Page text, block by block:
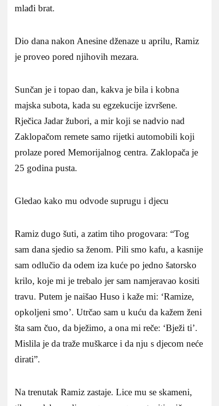
mlađi brat.
Dio dana nakon Anesine dženaze u aprilu, Ramiz
je proveo pored njihovih mezara.
Sunčan je i topao dan, kakva je bila i kobna
majska subota, kada su egzekucije izvršene.
Rječica Jadar žubori, a mir koji se nadvio nad
Zaklopačom remete samo rijetki automobili koji
prolaze pored Memorijalnog centra. Zaklopača je
25 godina pusta.
Gledao kako mu odvode suprugu i djecu
Ramiz dugo šuti, a zatim tiho progovara: “Tog
sam dana sjedio sa ženom. Pili smo kafu, a kasnije
sam odlučio da odem iza kuće po jedno šatorsko
krilo, koje mi je trebalo jer sam namjeravao kositi
travu. Putem je naišao Huso i kaže mi: ‘Ramize,
opkoljeni smo’. Utrčao sam u kuću da kažem ženi
šta sam čuo, da bježimo, a ona mi reče: ‘Bježi ti’.
Mislila je da traže muškarce i da nju s djecom neće
dirati”.
Na trenutak Ramiz zastaje. Lice mu se skameni,